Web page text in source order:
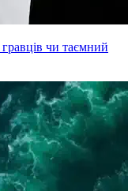
гравців чи таємний